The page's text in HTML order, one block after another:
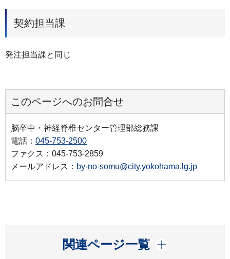
契約担当課
発注担当課と同じ
このページへのお問合せ
脳卒中・神経脊椎センター管理部総務課
電話： 045-753-2500
ファクス：045-753-2859
メールアドレス： by-no-somu@city.yokohama.lg.jp
関連ページ一覧
開く